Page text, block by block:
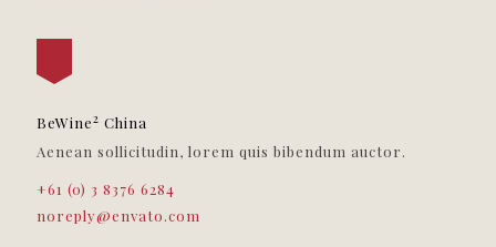
BeWine2 China
Aenean sollicitudin, lorem quis bibendum auctor.
+61 (0) 3 8376 6284
noreply@envato.com